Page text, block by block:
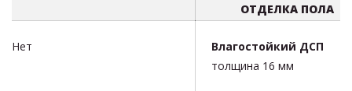
ОТДЕЛКА ПОЛА
Нет
Влагостойкий ДСП
толщина 16 мм